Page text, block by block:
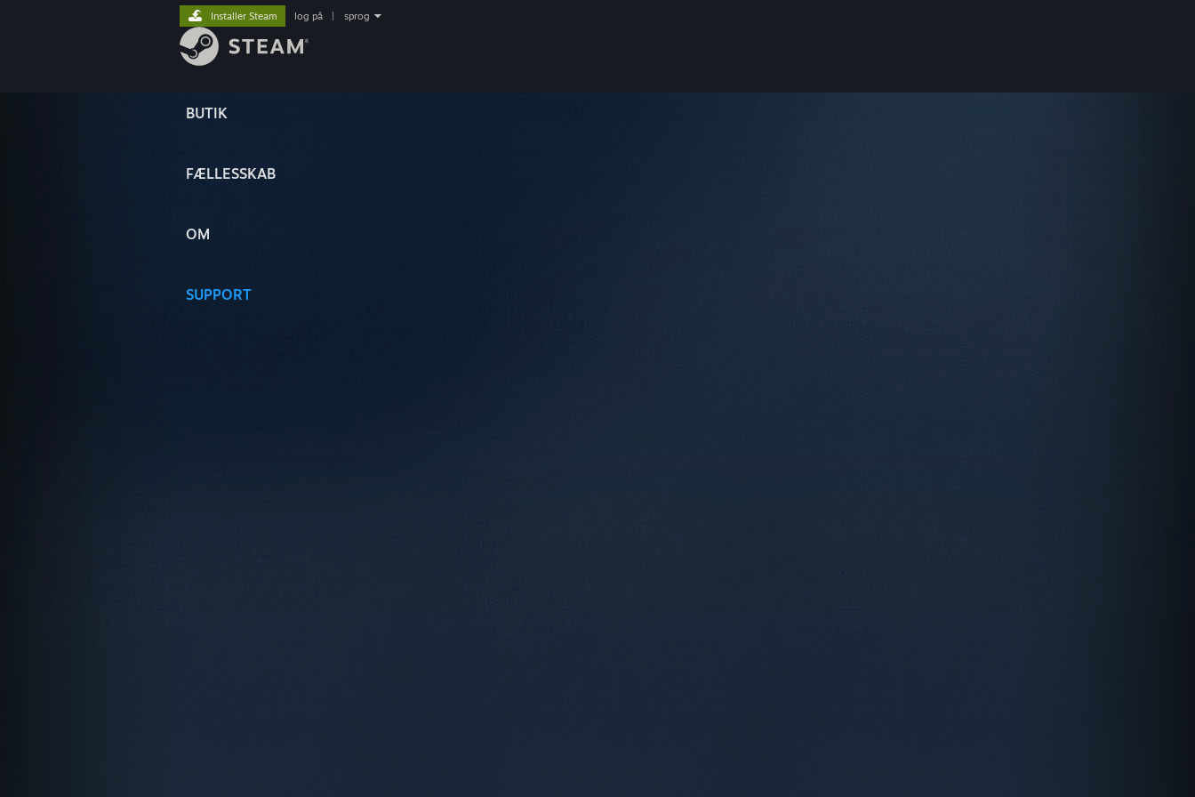
BUTIK
FÆLLESSKAB
OM
SUPPORT
Installer Steam log på sprog